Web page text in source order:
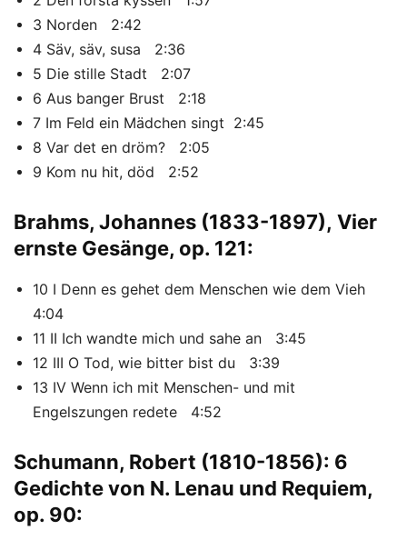
3 Norden 2:42
4 Säv, säv, susa 2:36
5 Die stille Stadt 2:07
6 Aus banger Brust 2:18
7 Im Feld ein Mädchen singt 2:45
8 Var det en dröm? 2:05
9 Kom nu hit, död 2:52
Brahms, Johannes (1833-1897), Vier
ernste Gesänge, op. 121:
10 I Denn es gehet dem Menschen wie dem Vieh
4:04
11 II Ich wandte mich und sahe an 3:45
12 III O Tod, wie bitter bist du 3:39
13 IV Wenn ich mit Menschen- und mit
Engelszungen redete 4:52
Schumann, Robert (1810-1856): 6
Gedichte von N. Lenau und Requiem,
op. 90: